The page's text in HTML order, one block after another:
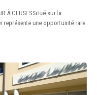
À CLUSESSitué sur la
représente une opportunité rare